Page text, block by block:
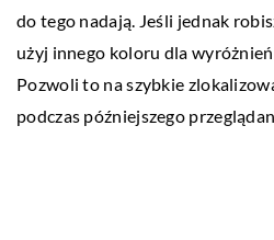
do tego nadają. Jeśli jednak
użyj innego koloru dla
Pozwoli to na szybkie
podczas późniejszego